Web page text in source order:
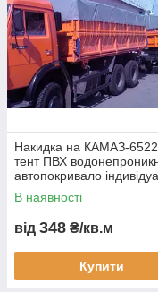
Накидка на КАМАЗ-
тент ПВХ
автопокривало
розміри гарантія
Україні самоскид
В наявності
від 348 ₴/кв.м
Купити